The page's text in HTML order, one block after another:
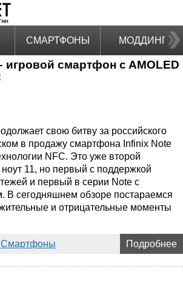
СМАРТФОНЫ МОДДИНГ
игровой смартфон c AMOLED
свою битву за российского
в продажу смартфона Infinix Note
NFC. Это уже второй
11, но первый с поддержкой
и первый в серии Note с
В сегодняшнем обзоре постараемся
и отрицательные моменты
Смартфоны Подробнее